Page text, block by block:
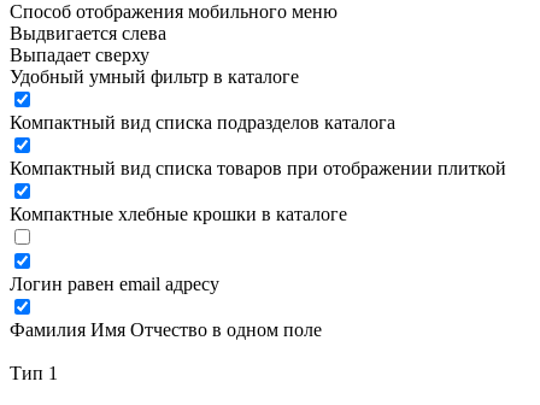
Способ отображения мобильного меню
Выдвигается слева
Выпадает сверху
Удобный умный фильтр в каталоге
Компактный вид списка подразделов каталога
Компактный вид списка товаров при отображении плиткой
Компактные хлебные крошки в каталоге
Логин равен email адресу
Фамилия Имя Отчество в одном поле
Тип 1